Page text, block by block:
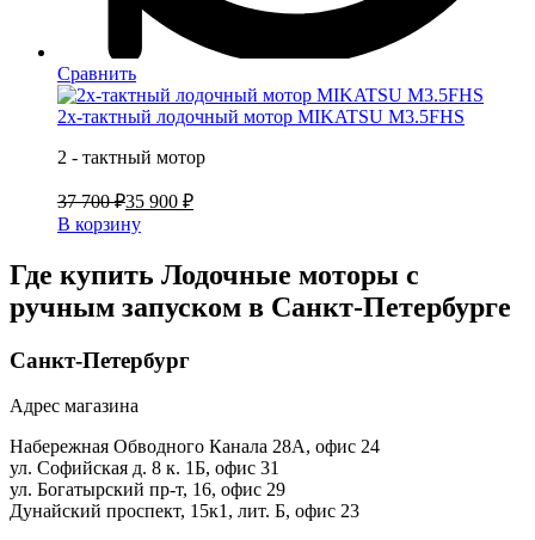
Сравнить
2х-тактный лодочный мотор MIKATSU M3.5FHS
2 - тактный мотор
37 700 ₽35 900 ₽
В корзину
Где купить Лодочные моторы с
ручным запуском в Санкт-Петербурге
Санкт-Петербург
Адрес магазина
Набережная Обводного Канала 28А, офис 24
ул. Софийская д. 8 к. 1Б, офис 31
ул. Богатырский пр-т, 16, офис 29
Дунайский проспект, 15к1, лит. Б, офис 23